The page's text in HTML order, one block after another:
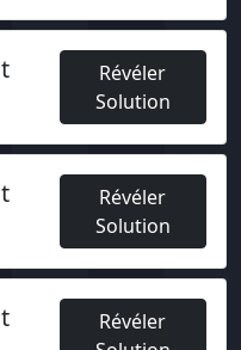
Révéler
Solution
Révéler
Solution
Révéler